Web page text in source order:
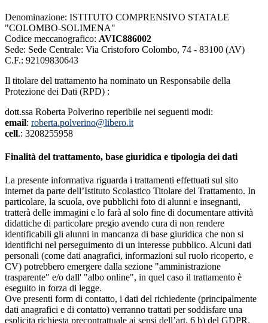
Denominazione: ISTITUTO COMPRENSIVO STATALE
"COLOMBO-SOLIMENA"
Codice meccanografico: AVIC886002
Sede: Sede Centrale: Via Cristoforo Colombo, 74 - 83100 (AV)
C.F.: 92109830643
Il titolare del trattamento ha nominato un Responsabile della
Protezione dei Dati (RPD) :
dott.ssa Roberta Polverino reperibile nei seguenti modi:
email: roberta.polverino@libero.it
cell.: 3208255958
Finalità del trattamento, base giuridica e tipologia dei dati
La presente informativa riguarda i trattamenti effettuati sul sito
internet da parte dell’Istituto Scolastico Titolare del Trattamento. In
particolare, la scuola, ove pubblichi foto di alunni e insegnanti,
tratterà delle immagini e lo farà al solo fine di documentare attività
didattiche di particolare pregio avendo cura di non rendere
identificabili gli alunni in mancanza di base giuridica che non si
identifichi nel perseguimento di un interesse pubblico. Alcuni dati
personali (come dati anagrafici, informazioni sul ruolo ricoperto, e
CV) potrebbero emergere dalla sezione "amministrazione
trasparente" e/o dall' "albo online", in quel caso il trattamento è
eseguito in forza di legge.
Ove presenti form di contatto, i dati del richiedente (principalmente
dati anagrafici e di contatto) verranno trattati per soddisfare una
esplicita richiesta precontrattuale ai sensi dell’art. 6 b) del GDPR.